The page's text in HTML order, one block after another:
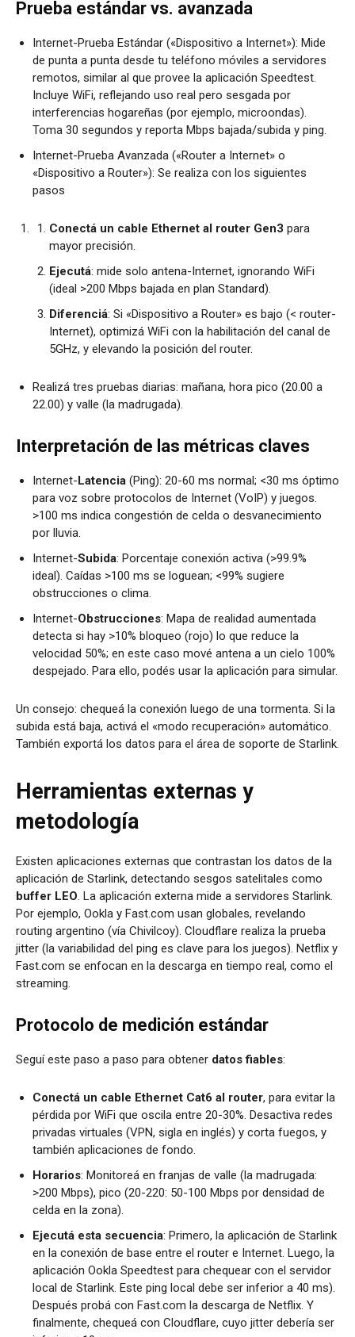
Prueba estándar vs. avanzada
Internet-Prueba Estándar («Dispositivo a Internet»): Mide
de punta a punta desde tu teléfono móviles a servidores
remotos, similar al que provee la aplicación Speedtest.
Incluye WiFi, reflejando uso real pero sesgada por
interferencias hogareñas (por ejemplo, microondas).
Toma 30 segundos y reporta Mbps bajada/subida y ping.
Internet-Prueba Avanzada («Router a Internet» o
«Dispositivo a Router»): Se realiza con los siguientes
pasos
Conectá un cable Ethernet al router Gen3 para
mayor precisión.
Ejecutá: mide solo antena-Internet, ignorando WiFi
(ideal >200 Mbps bajada en plan Standard).
Diferenciá: Si «Dispositivo a Router» es bajo (< router-
Internet), optimizá WiFi con la habilitación del canal de
5GHz, y elevando la posición del router.
Realizá tres pruebas diarias: mañana, hora pico (20.00 a
22.00) y valle (la madrugada).
Interpretación de las métricas claves
Internet-Latencia (Ping): 20-60 ms normal; <30 ms óptimo
para voz sobre protocolos de Internet (VoIP) y juegos.
>100 ms indica congestión de celda o desvanecimiento
por lluvia.
Internet-Subida: Porcentaje conexión activa (>99.9%
ideal). Caídas >100 ms se loguean; <99% sugiere
obstrucciones o clima.
Internet-Obstrucciones: Mapa de realidad aumentada
detecta si hay >10% bloqueo (rojo) lo que reduce la
velocidad 50%; en este caso mové antena a un cielo 100%
despejado. Para ello, podés usar la aplicación para simular.
Un consejo: chequeá la conexión luego de una tormenta. Si la
subida está baja, activá el «modo recuperación» automático.
También exportá los datos para el área de soporte de Starlink.
Herramientas externas y
metodología
Existen aplicaciones externas que contrastan los datos de la
aplicación de Starlink, detectando sesgos satelitales como
buffer LEO. La aplicación externa mide a servidores Starlink.
Por ejemplo, Ookla y Fast.com usan globales, revelando
routing argentino (vía Chivilcoy). Cloudflare realiza la prueba
jitter (la variabilidad del ping es clave para los juegos). Netflix y
Fast.com se enfocan en la descarga en tiempo real, como el
streaming.
Protocolo de medición estándar
Seguí este paso a paso para obtener datos fiables:
Conectá un cable Ethernet Cat6 al router, para evitar la
pérdida por WiFi que oscila entre 20-30%. Desactiva redes
privadas virtuales (VPN, sigla en inglés) y corta fuegos, y
también aplicaciones de fondo.
Horarios: Monitoreá en franjas de valle (la madrugada:
>200 Mbps), pico (20-220: 50-100 Mbps por densidad de
celda en la zona).
Ejecutá esta secuencia: Primero, la aplicación de Starlink
en la conexión de base entre el router e Internet. Luego, la
aplicación Ookla Speedtest para chequear con el servidor
local de Starlink. Este ping local debe ser inferior a 40 ms).
Después probá con Fast.com la descarga de Netflix. Y
finalmente, chequeá con Cloudflare, cuyo jitter debería ser